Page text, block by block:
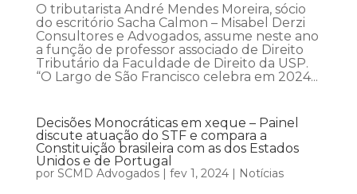
O tributarista André Mendes Moreira, sócio
do escritório Sacha Calmon – Misabel Derzi
Consultores e Advogados, assume neste ano
a função de professor associado de Direito
Tributário da Faculdade de Direito da USP.
“O Largo de São Francisco celebra em 2024...
Decisões Monocráticas em xeque – Painel
discute atuação do STF e compara a
Constituição brasileira com as dos Estados
Unidos e de Portugal
por SCMD Advogados| fev 1, 2024| Notícias